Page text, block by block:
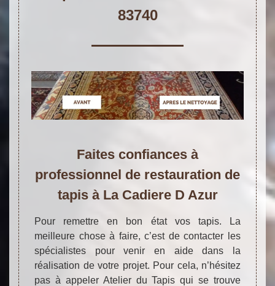
83740
Faites confiances à
professionnel de restauration de
tapis à La Cadiere D Azur
Pour remettre en bon état vos tapis. La
meilleure chose à faire, c’est de contacter les
spécialistes pour venir en aide dans la
réalisation de votre projet. Pour cela, n’hésitez
pas à appeler Atelier du Tapis qui se trouve